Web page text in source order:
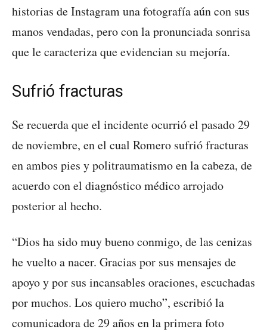
historias de Instagram una fotografía aún con sus
manos vendadas, pero con la pronunciada sonrisa
que le caracteriza que evidencian su mejoría.
Sufrió fracturas
Se recuerda que el incidente ocurrió el pasado 29
de noviembre, en el cual Romero sufrió fracturas
en ambos pies y politraumatismo en la cabeza, de
acuerdo con el diagnóstico médico arrojado
posterior al hecho.
“Dios ha sido muy bueno conmigo, de las cenizas
he vuelto a nacer. Gracias por sus mensajes de
apoyo y por sus incansables oraciones, escuchadas
por muchos. Los quiero mucho”, escribió la
comunicadora de 29 años en la primera foto